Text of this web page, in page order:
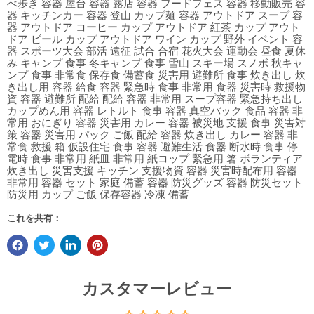
べ歩き 容器 屋台 容器 露店 容器 フードフェス 容器 移動販売 容
器 キッチンカー 容器 登山 カップ麺 容器 アウトドア スープ 容
器 アウトドア コーヒー カップ アウトドア 紅茶 カップ アウト
ドア ビール カップ アウトドア ワイン カップ 野外 イベント 容
器 スポーツ大会 部活 遠征 試合 合宿 花火大会 運動会 昼食 夏休
み キャンプ 食事 冬キャンプ 食事 雪山 スキー場 スノボ 秋キャ
ンプ 食事 非常食 保存食 備蓄食 災害用 避難所 食事 炊き出し 炊
き出し用 容器 給食 容器 緊急時 食事 非常用 食器 災害時 救援物
資 容器 避難所 配給 配給 容器 非常用 スープ容器 緊急持ち出し
カップめん用 容器 レトルト 食事 容器 真空パック 食品 容器 非
常用 おにぎり 容器 災害用 カレー 容器 被災地 支援 食事 災害対
策 容器 災害用 パック ご飯 配給 容器 炊き出し カレー 容器 非
常食 救援 箱 仮設住宅 食事 容器 避難生活 食器 断水時 食事 停
電時 食事 非常用 紙皿 非常用 紙コップ 緊急用 箸 ボランティア
炊き出し 災害支援 キッチン 支援物資 容器 災害時配布用 容器
非常用 容器 セット 家庭 備蓄 容器 防災グッズ 容器 防災セット
防災用 カップ ご飯 保存容器 冷凍 備蓄
これを共有：
カスタマーレビュー